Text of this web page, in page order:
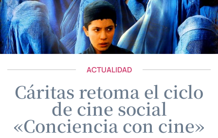
ACTUALIDAD
Cáritas retoma el ciclo
de cine social
«Conciencia con cine»